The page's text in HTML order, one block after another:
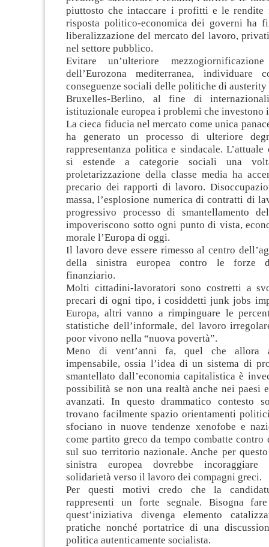
piuttosto che intaccare i profitti e le rendite
risposta politico-economica dei governi ha
liberalizzazione del mercato del lavoro,
nel settore pubblico.
Evitare un’ulteriore
dell’Eurozona mediterranea,
conseguenze sociali delle politiche di austerity
Bruxelles-Berlino, al fine di
istituzionale europea i problemi che investono
La cieca fiducia nel mercato come unica
ha generato un processo di ulteriore
rappresentanza politica e sindacale.
si estende a categorie sociali una
proletarizzazione della classe media ha
precario dei rapporti di lavoro.
massa, l’esplosione numerica di contratti di
progressivo processo di smantellamento
impoveriscono sotto ogni punto di vista,
morale l’Europa di oggi.
Il lavoro deve essere rimesso al centro
della sinistra europea contro le forze
finanziario.
Molti cittadini-lavoratori sono costretti a
precari di ogni tipo, i cosiddetti junk jobs
Europa, altri vanno a rimpinguare le
statistiche dell’informale, del lavoro
poor vivono nella “nuova povertà”.
Meno di vent’anni fa, quel che allora
impensabile, ossia l’idea di un sistema di
smantellato dall’economia capitalistica è
possibilità se non una realtà anche nei paesi
avanzati. In questo drammatico contesto
trovano facilmente spazio orientamenti
sfociano in nuove tendenze xenofobe e
come partito greco da tempo combatte contro
sul suo territorio nazionale. Anche per
sinistra europea dovrebbe incoraggiare
solidarietà verso il lavoro dei compagni greci.
Per questi motivi credo che la
rappresenti un forte segnale. Bisogna
quest’iniziativa divenga elemento
pratiche nonché portatrice di una
politica autenticamente socialista.